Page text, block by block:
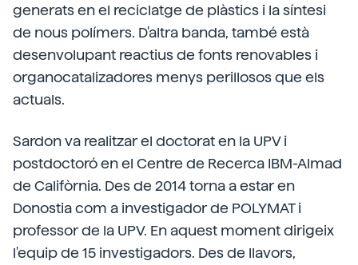
generats en el reciclatge de plàstics i la síntesi
de nous polímers. D'altra banda, també està
desenvolupant reactius de fonts renovables i
organocatalizadores menys perillosos que els
actuals.
Sardon va realitzar el doctorat en la UPV i
postdoctoró en el Centre de Recerca IBM-Almad
de Califòrnia. Des de 2014 torna a estar en
Donostia com a investigador de POLYMAT i
professor de la UPV. En aquest moment dirigeix
l'equip de 15 investigadors. Des de llavors,